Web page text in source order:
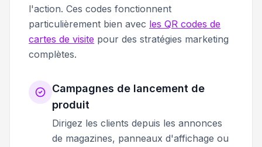
l'action. Ces codes fonctionnent
particulièrement bien avec les QR codes de
cartes de visite pour des stratégies marketing
complètes.
Campagnes de lancement de
produit
Dirigez les clients depuis les annonces
de magazines, panneaux d'affichage ou